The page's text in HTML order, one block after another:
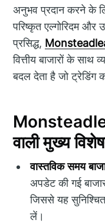
अनुभव प्रदान करने के
परिष्कृत एल्गोरिदम
प्रसिद्ध,
वित्तीय बाजारों के साथ
बदल देता है जो ट्रेडिंग
वाली मुख्य
वास्तविक समय
अपडेट की गई
जिससे यह सुनिश्चित
लें।